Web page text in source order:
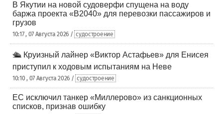
В Якутии на новой судоверфи спущена на воду
баржа проекта «В2040» для перевозки пассажиров и
грузов
10:17 , 07 Августа 2026 / судостроение
🛳️ Круизный лайнер «Виктор Астафьев» для Енисея
приступил к ходовым испытаниям на Неве
10:10 , 07 Августа 2026 / судостроение
ЕС исключил танкер «Миллерово» из санкционных
списков, признав ошибку